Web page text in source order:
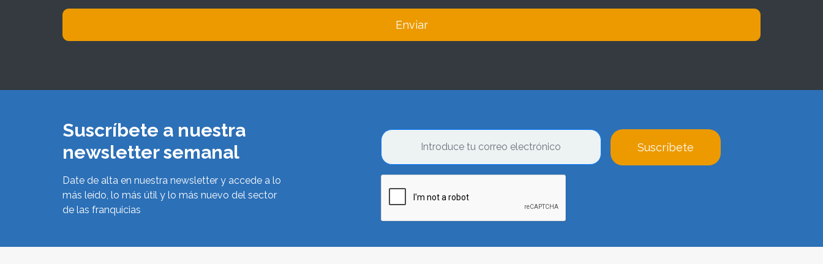
Enviar
Suscríbete a nuestra
newsletter semanal
Date de alta en nuestra newsletter y accede a lo
más leído, lo más útil y lo más nuevo del sector
de las franquicias
Suscríbete